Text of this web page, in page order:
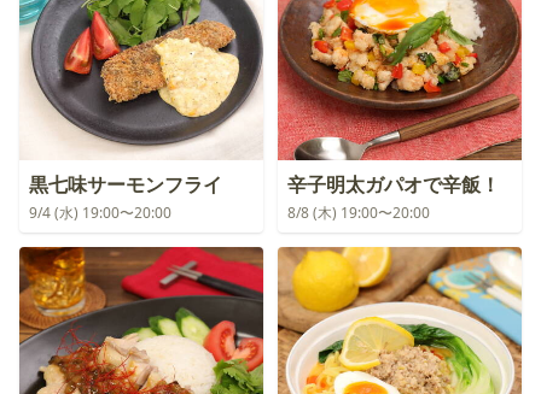
黒七味サーモンフライ
9/4 (水) 19:00〜20:00
辛子明太ガパオで辛飯！
8/8 (木) 19:00〜20:00